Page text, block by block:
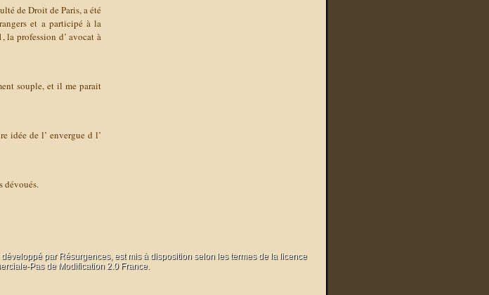
de Droit de Paris, a été
et a participé à la
la profession d’ avocat à
souple, et il me parait
idée de l’ envergue d l’
dévoués.
développé par Résurgences, est mis à disposition selon les termes de la licence
Pas de Modification 2.0 France.